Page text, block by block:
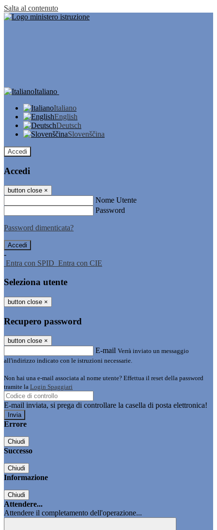
Salta al contenuto
Italiano
Italiano
English
Deutsch
Slovenščina
Accedi
Accedi
button close ×
Nome Utente
Password
Password dimenticata?
-
Entra con SPID Entra con CIE
Seleziona utente
button close ×
Recupero password
button close ×
E-mail Verrà inviato un messaggio
all'indirizzo indicato con le istruzioni necessarie.
Non hai una e-mail associata al nome utente? Effettua il reset della password
tramite la Login Spaggiari
E-mail inviata, si prega di controllare la casella di posta elettronica!
Errore
Chiudi
Successo
Chiudi
Informazione
Chiudi
Attendere...
Attendere il completamento dell'operazione...